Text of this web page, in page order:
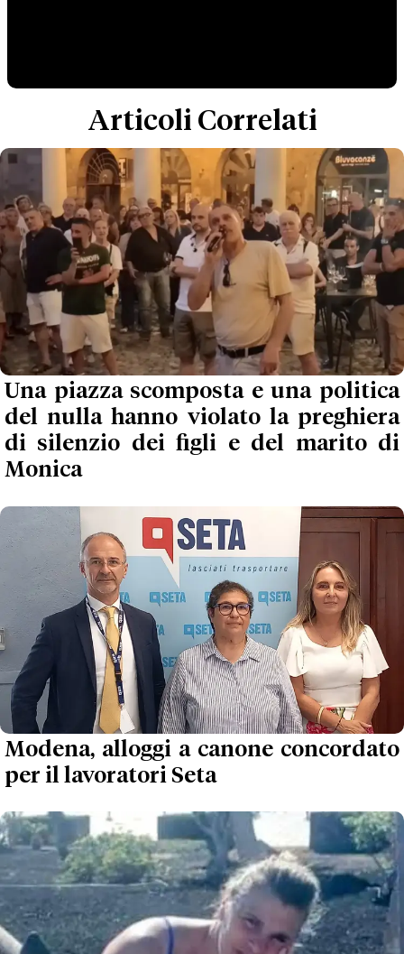
Articoli Correlati
Una piazza scomposta e una politica
del nulla hanno violato la preghiera
di silenzio dei figli e del marito di
Monica
Modena, alloggi a canone concordato
per il lavoratori Seta